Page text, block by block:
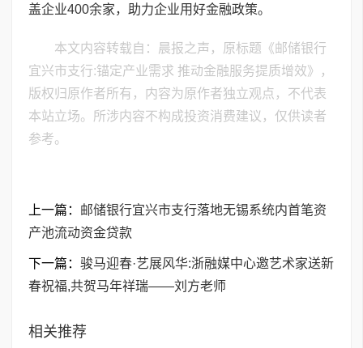
盖企业400余家，助力企业用好金融政策。
本文内容转载自：晨报之声，原标题《邮储银行
宜兴市支行:锚定产业需求 推动金融服务提质增效》，
版权归原作者所有，内容为原作者独立观点，不代表
本站立场。所涉内容不构成投资消费建议，仅供读者
参考。
上一篇： 邮储银行宜兴市支行落地无锡系统内首笔资
产池流动资金贷款
下一篇： 骏马迎春·艺展风华:浙融媒中心邀艺术家送新
春祝福,共贺马年祥瑞——刘方老师
相关推荐